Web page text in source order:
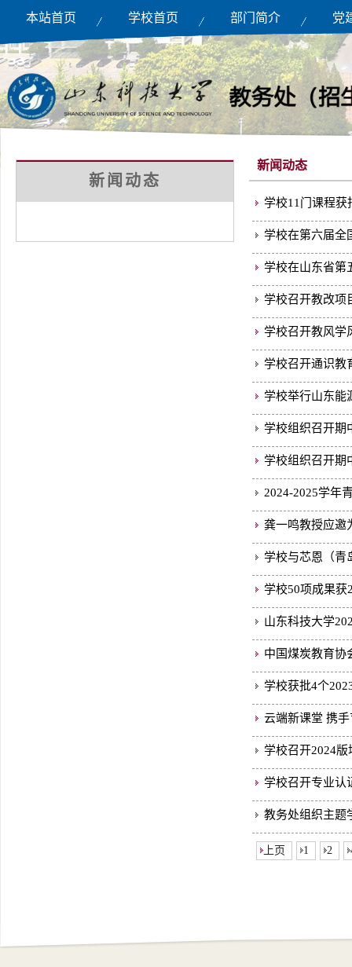
本站首页 学校首页 部门简介 党
新闻动态
新闻动态
学校11门课程获
学校在第六届全
学校在山东省第
学校召开教改项
学校召开教风学
学校召开通识教
学校举行山东能
学校组织召开期
学校组织召开期
2024-2025学年
龚一鸣教授应邀
学校与芯恩（青
学校50项成果获
山东科技大学
中国煤炭教育协
学校获批4个
云端新课堂 携
学校召开2024
学校召开专业认
教务处组织主题
上页 1 2